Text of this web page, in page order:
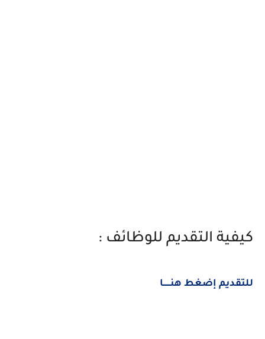
كيفية التقديم للوظائف :
للتقديم إضغط هنــــــا